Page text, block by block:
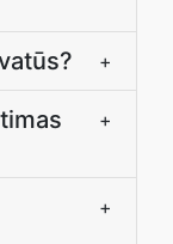
+
+
+